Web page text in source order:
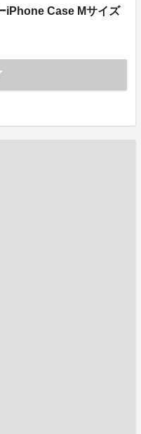
iPhone Case Mサイズ